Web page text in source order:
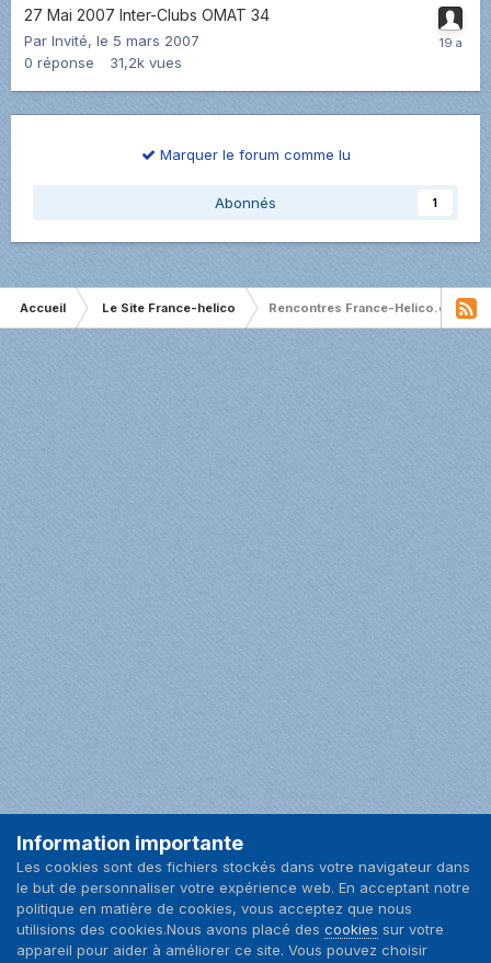
27 Mai 2007 Inter-Clubs OMAT 34
Par Invité, le 5 mars 2007
0 réponse 31,2k vues
Marquer le forum comme lu
Abonnés 1
Accueil Le Site France-helico Rencontres France-Helico.com
Langue Nous contacter
Facebook
Information importante
Les cookies sont des fichiers stockés dans votre navigateur dans
le but de personnaliser votre expérience web. En acceptant notre
politique en matière de cookies, vous acceptez que nous
utilisions des cookies.Nous avons placé des cookies sur votre
appareil pour aider à améliorer ce site. Vous pouvez choisir